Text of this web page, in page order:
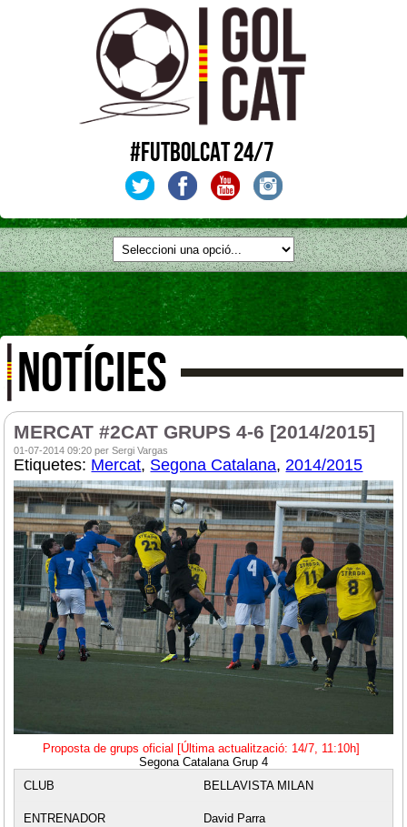
#FUTBOLCAT 24/7
NOTÍCIES
MERCAT #2CAT GRUPS 4-6 [2014/2015]
01-07-2014 09:20 per Sergi Vargas
Etiquetes: Mercat, Segona Catalana,2014/2015
Proposta de grups oficial [Última actualització: 14/7, 11:10h]
Segona Catalana Grup 4
BELLAVISTA MILAN
David Parra